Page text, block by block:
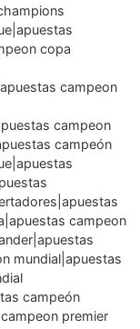
copa
campeon
campeon
campeón
campeon
mundial|apuestas
campeón
premier